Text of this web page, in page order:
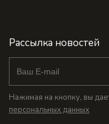
Рассылка новостей
Нажимая на кнопку, вы
персональных данных